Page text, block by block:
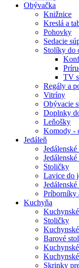
Obývačka
Knižnice
Kreslá a
Pohovky
Sedacie
Stolíky do
TV
Regály a
Vitríny
Obývacie
Doplnky
Leňošky
Komody -
Jedáleň
Stoličky
Lavice do
Jedálenské
Príborníky
Kuchyňa
Stoličky
Barové
Skrinky